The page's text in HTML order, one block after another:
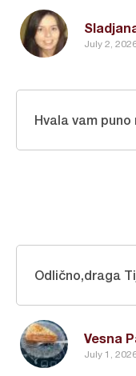
July 2,
Hvala vam
Vesna
July 1,
Odlično,draga